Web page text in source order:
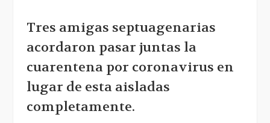
Tres amigas septuagenarias
acordaron pasar juntas la
cuarentena por coronavirus en
lugar de esta aisladas
completamente.